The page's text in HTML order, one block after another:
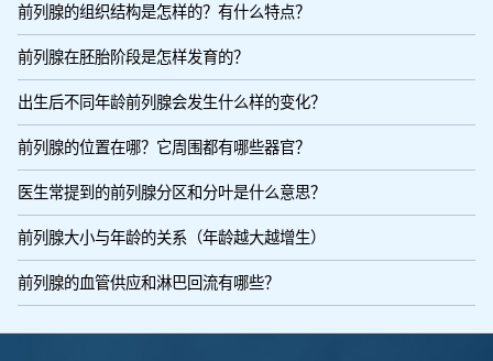
前列腺的组织结构是怎样的？有什么特点？
前列腺在胚胎阶段是怎样发育的？
出生后不同年龄前列腺会发生什么样的变化？
前列腺的位置在哪？它周围都有哪些器官？
医生常提到的前列腺分区和分叶是什么意思？
前列腺大小与年龄的关系（年龄越大越增生）
前列腺的血管供应和淋巴回流有哪些？